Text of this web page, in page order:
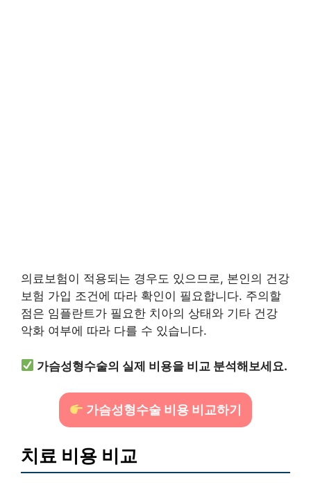
의료보험이 적용되는 경우도 있으므로, 본인의 건강
보험 가입 조건에 따라 확인이 필요합니다. 주의할
점은 임플란트가 필요한 치아의 상태와 기타 건강
악화 여부에 따라 다를 수 있습니다.
가슴성형수술의 실제 비용을 비교 분석해보세요.
가슴성형수술 비용 비교하기
치료 비용 비교